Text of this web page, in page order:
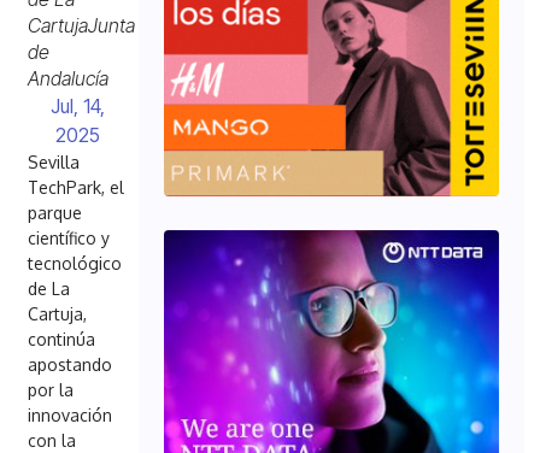
CartujaJunta
de
Andalucía
Jul, 14,
2025
Sevilla
TechPark, el
parque
científico y
tecnológico
de La
Cartuja,
continúa
apostando
por la
innovación
con la